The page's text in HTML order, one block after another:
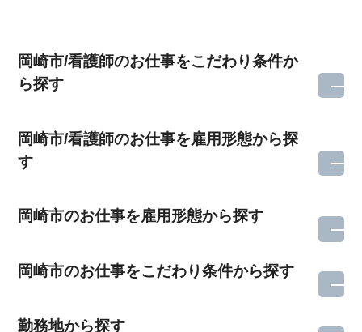
岡崎市/看護師のお仕事をこだわり条件か
ら探す
岡崎市/看護師のお仕事を雇用形態から探
す
岡崎市のお仕事を雇用形態から探す
岡崎市のお仕事をこだわり条件から探す
勤務地から探す